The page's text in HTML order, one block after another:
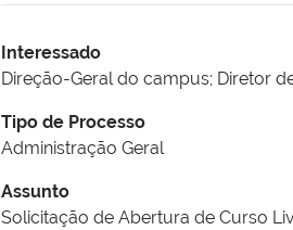
Interessado
Direção-Geral do campus; Diretor
Tipo de Processo
Administração Geral
Assunto
Solicitação de Abertura de Curso